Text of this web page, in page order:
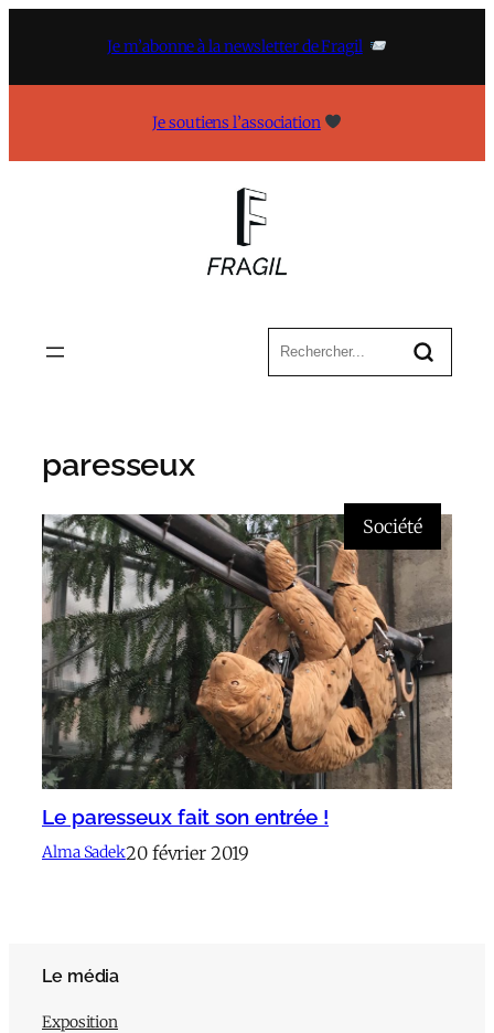
Je m’abonne à la newsletter de Fragil
Je soutiens l’association
paresseux
Société
Le paresseux fait son entrée !
Alma Sadek20 février 2019
Le média
Exposition